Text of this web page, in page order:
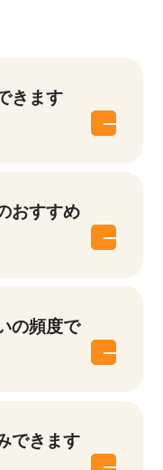
きます
おすすめ
の頻度で
できます